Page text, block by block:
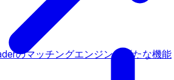
のマッチングエンジンに新たな機能